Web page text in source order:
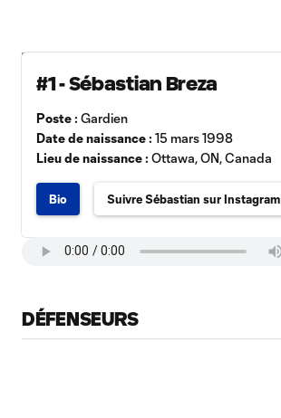
#1 - Sébastian Breza
Poste : Gardien
Date de naissance : 15 mars 1998
Lieu de naissance : Ottawa, ON, Canada
Bio Suivre Sébastian sur Instagram
DÉFENSEURS